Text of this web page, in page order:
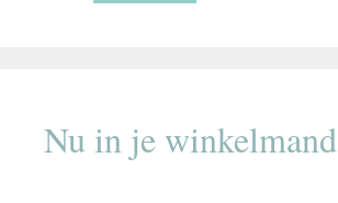
Nu in je winkelmand